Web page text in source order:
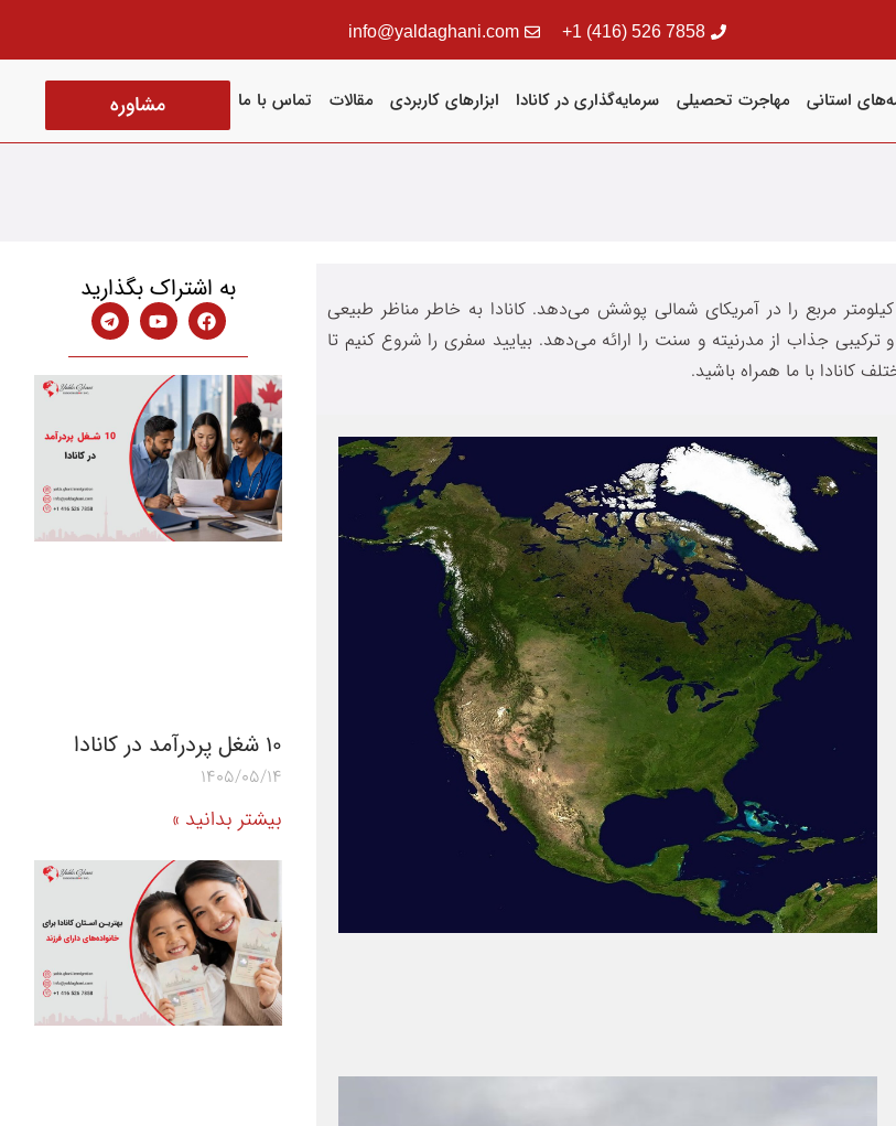
7858 526 (416) 1+
info@yaldaghani.com
استانی مهاجرت تحصیلی سرمایه‌گذاری در کانادا ابزارهای کاربردی مقالات تماس با ما مشاوره
کشور بزرگ جهان از نظر مساحت است که بیش از 9.98 میلیون کیلومتر مربع را در آمریکای شمالی پوشش می‌دهد. کانادا به خاطر مناظر طبیعی
جذاب از مدرنیته و سنت را ارائه می‌دهد. بیایید سفری را شروع کنیم تا
کانادا با ما همراه باشید.
به اشتراک بگذارید
10 شغل پردرآمد در کانادا
1405/05/14
بیشتر بدانید »